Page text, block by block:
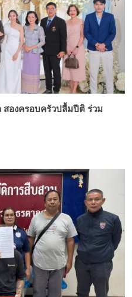
องครอบครัวปลื้มปีติ ร่วม